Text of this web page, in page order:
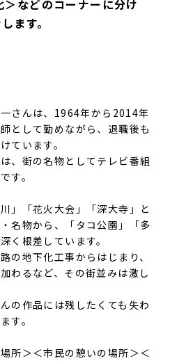
などのコーナーに分け
ます。
さんは、1964年から2014年
として勤めながら、退職後も
ています。
、街の名物としてテレビ番組
す。
」「花火大会」「深大寺」と
名物から、「タコ公園」「多
く根差しています。
の地下化工事からはじまり、
わるなど、その街並みは激し
の作品には残したくても失わ
す。
所＞＜市民の憩いの場所＞＜